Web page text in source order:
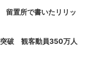
留置所で書いたリリッ
突破 観客動員350万人